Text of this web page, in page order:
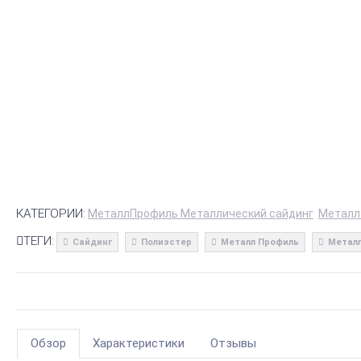
КАТЕГОРИИ: МеталлПрофиль Металлический сайдинг
ТЕГИ: Сайдинг Полиэстер Металл Профиль
Обзор Характеристики Отзывы